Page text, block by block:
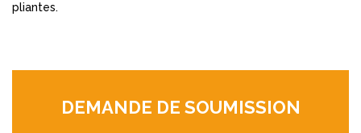
pliantes.
DEMANDE DE SOUMISSION